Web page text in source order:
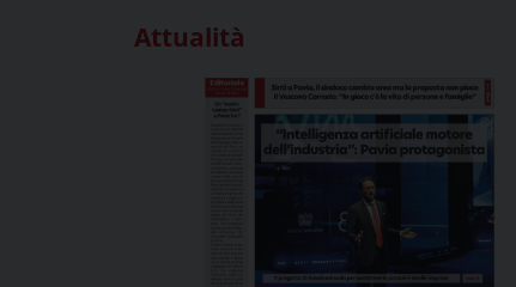
Attualità